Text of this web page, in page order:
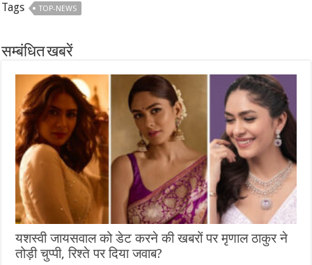
Tags TOP-NEWS
सम्बंधित खबरें
यशस्वी जायसवाल को डेट करने की खबरों पर मृणाल ठाकुर ने
तोड़ी चुप्पी, रिश्ते पर दिया जवाब?